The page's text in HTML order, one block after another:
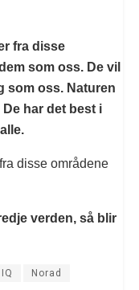
fra disse
som oss. De vil
som oss. Naturen
har det best i
disse områdene
verden, så blir
IQ Norad